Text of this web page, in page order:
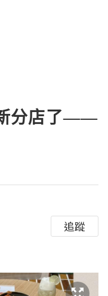
分店了——
追蹤